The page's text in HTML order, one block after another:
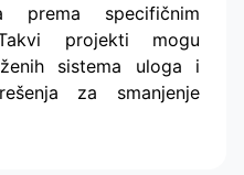
prema specifičnim
projekti mogu
sistema uloga i
za smanjenje